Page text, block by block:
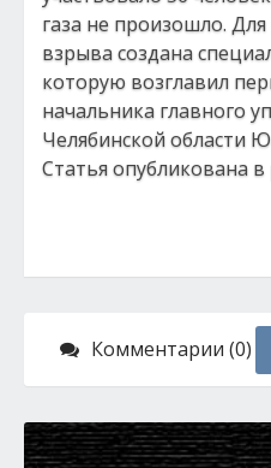
газа не произошло.
взрыва создана
которую возглавил
начальника главного
Челябинской области
Статья опубликована в
Комментарии (0)